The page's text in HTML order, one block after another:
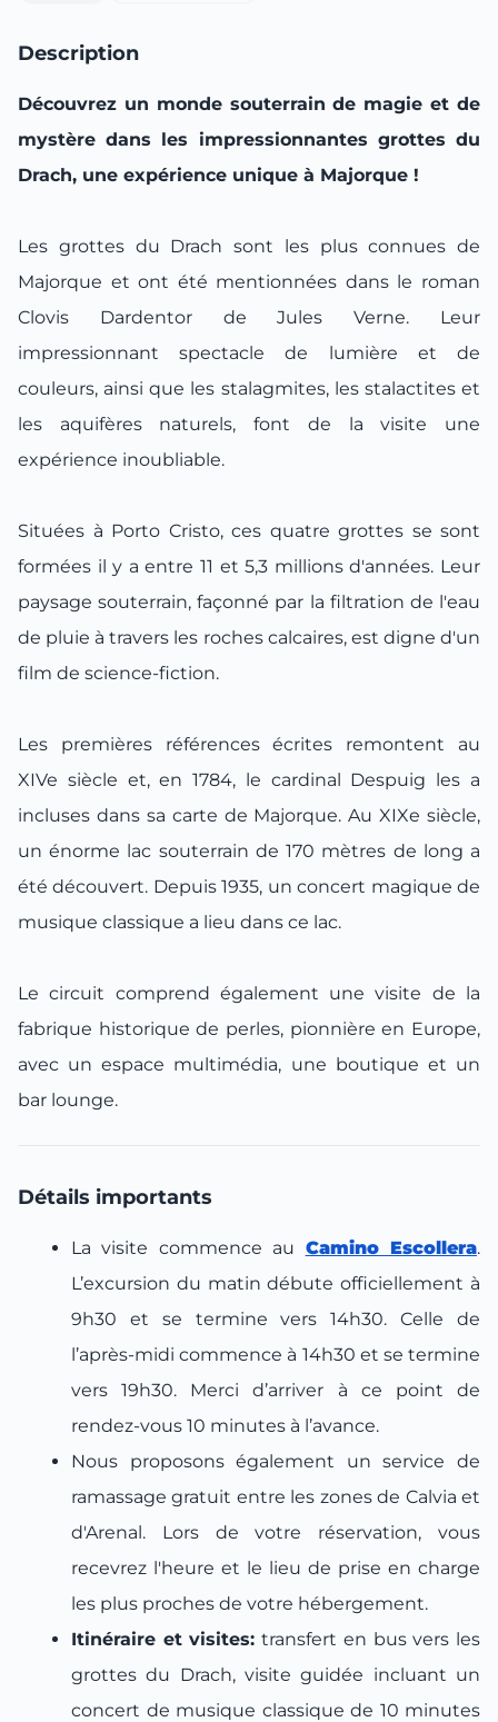
Description
Découvrez un monde souterrain de magie et de
mystère dans les impressionnantes grottes du
Drach, une expérience unique à Majorque !
Les grottes du Drach sont les plus connues de
Majorque et ont été mentionnées dans le roman
Clovis Dardentor de Jules Verne. Leur
impressionnant spectacle de lumière et de
couleurs, ainsi que les stalagmites, les stalactites et
les aquifères naturels, font de la visite une
expérience inoubliable.
Situées à Porto Cristo, ces quatre grottes se sont
formées il y a entre 11 et 5,3 millions d'années. Leur
paysage souterrain, façonné par la filtration de l'eau
de pluie à travers les roches calcaires, est digne d'un
film de science-fiction.
Les premières références écrites remontent au
XIVe siècle et, en 1784, le cardinal Despuig les a
incluses dans sa carte de Majorque. Au XIXe siècle,
un énorme lac souterrain de 170 mètres de long a
été découvert. Depuis 1935, un concert magique de
musique classique a lieu dans ce lac.
Le circuit comprend également une visite de la
fabrique historique de perles, pionnière en Europe,
avec un espace multimédia, une boutique et un
bar lounge.
Détails importants
La visite commence au Camino Escollera.
L’excursion du matin débute officiellement à
9h30 et se termine vers 14h30. Celle de
l’après-midi commence à 14h30 et se termine
vers 19h30. Merci d’arriver à ce point de
rendez-vous 10 minutes à l’avance.
Nous proposons également un service de
ramassage gratuit entre les zones de Calvia et
d'Arenal. Lors de votre réservation, vous
recevrez l'heure et le lieu de prise en charge
les plus proches de votre hébergement.
Itinéraire et visites: transfert en bus vers les
grottes du Drach, visite guidée incluant un
concert de musique classique de 10 minutes